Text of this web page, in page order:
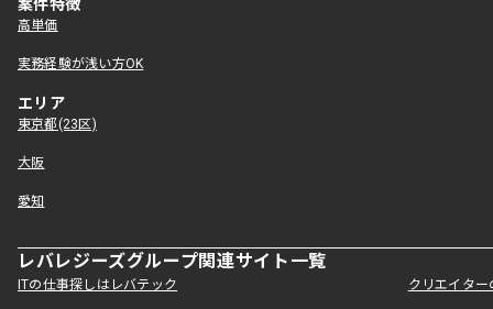
案件特徴
高単価
実務経験が浅い方OK
エリア
東京都(23区)
大阪
愛知
レバレジーズグループ関連サイト一覧
ITの仕事探しはレバテック クリエイタ